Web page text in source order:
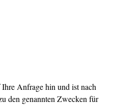
Anfrage hin und ist nach
den genannten Zwecken für